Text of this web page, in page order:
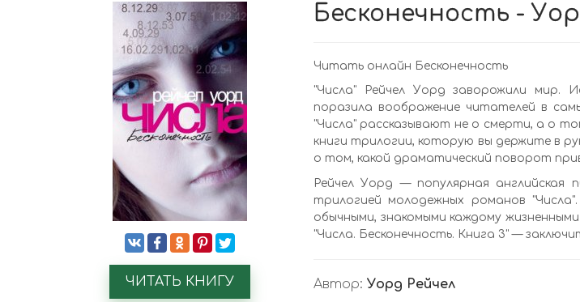
ЧИТАТЬ КНИГУ
Бесконечность -
Читать онлайн Бесконечность
"Числа" Рейчел Уорд заворожили мир.
поразила воображение читателей в
"Числа" рассказывают не о смерти, а о
книги трилогии, которую вы держите в
о том, какой драматический поворот
Рейчел Уорд — популярная английская
трилогией молодежных романов
обычными, знакомыми каждому
"Числа. Бесконечность. Книга 3" —
Автор: Уорд Рейчел